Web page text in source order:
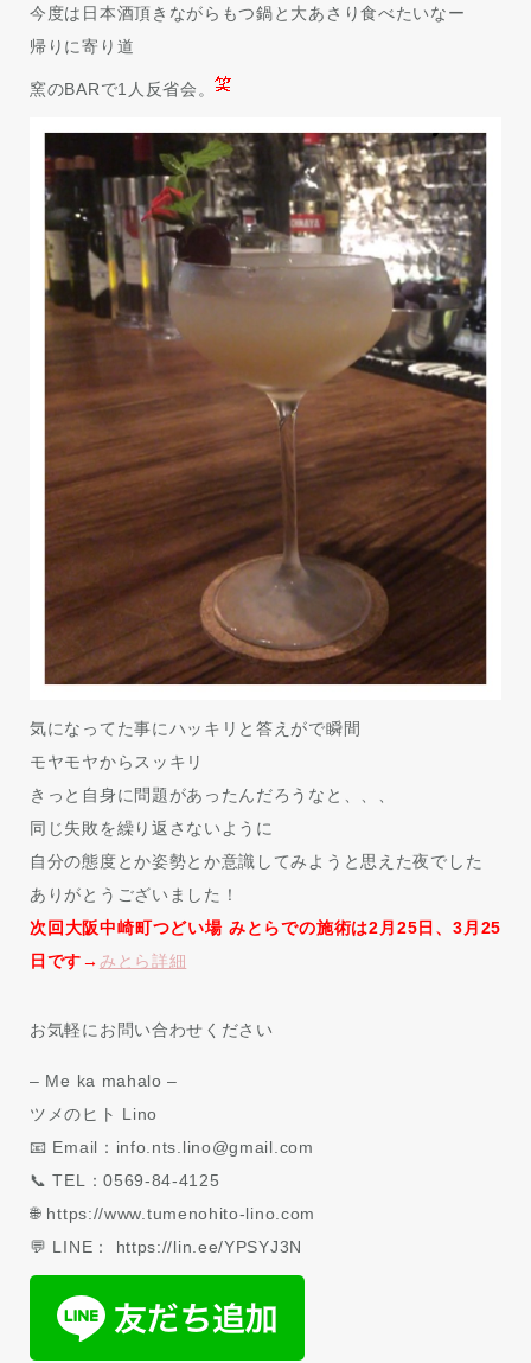
今度は日本酒頂きながらもつ鍋と大あさり食べたいなー
帰りに寄り道
窯のBARで1人反省会。
気になってた事にハッキリと答えがで瞬間
モヤモヤからスッキリ
きっと自身に問題があったんだろうなと、、、
同じ失敗を繰り返さないように
自分の態度とか姿勢とか意識してみようと思えた夜でした
ありがとうございました！
次回大阪中崎町つどい場 みとらでの施術は2月25日、3月25
日です→ みとら詳細
お気軽にお問い合わせください
– Me ka mahalo –
ツメのヒト Lino
📧 Email：info.nts.lino@gmail.com
📞 TEL：0569-84-4125
🌐 https://www.tumenohito-lino.com
💬 LINE： https://lin.ee/YPSYJ3N